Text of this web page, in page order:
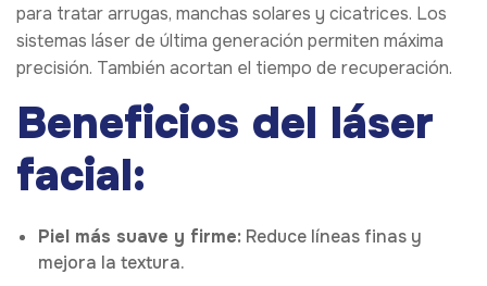
para tratar arrugas, manchas solares y cicatrices. Los
sistemas láser de última generación permiten máxima
precisión. También acortan el tiempo de recuperación.
Beneficios del láser
facial:
Piel más suave y firme: Reduce líneas finas y
mejora la textura.